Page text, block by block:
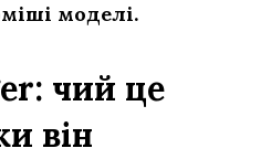
моделі.
чий це
він